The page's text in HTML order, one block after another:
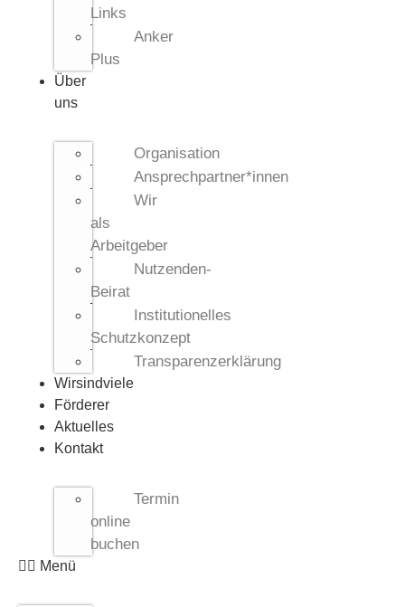
Links
Anker
Plus
Über
uns
Organisation
Ansprechpartner*innen
Wir
als
Arbeitgeber
Nutzenden-
Beirat
Institutionelles
Schutzkonzept​
Transparenzerklärung
Wirsindviele
Förderer
Aktuelles
Kontakt
Termin
online
buchen
Menü